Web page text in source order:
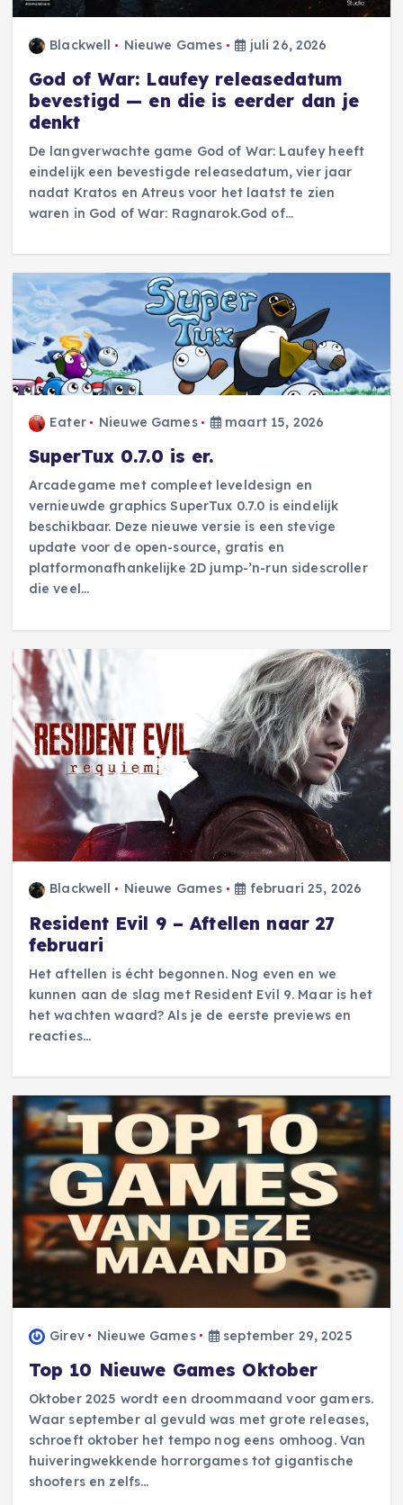
Blackwell Nieuwe Games juli 26, 2026
God of War: Laufey releasedatum
bevestigd — en die is eerder dan je
denkt
De langverwachte game God of War: Laufey heeft
eindelijk een bevestigde releasedatum, vier jaar
nadat Kratos en Atreus voor het laatst te zien
waren in God of War: Ragnarok.God of…
Eater Nieuwe Games maart 15, 2026
SuperTux 0.7.0 is er.
Arcadegame met compleet leveldesign en
vernieuwde graphics SuperTux 0.7.0 is eindelijk
beschikbaar. Deze nieuwe versie is een stevige
update voor de open-source, gratis en
platformonafhankelijke 2D jump-’n-run sidescroller
die veel…
Blackwell Nieuwe Games februari 25, 2026
Resident Evil 9 – Aftellen naar 27
februari
Het aftellen is écht begonnen. Nog even en we
kunnen aan de slag met Resident Evil 9. Maar is het
het wachten waard? Als je de eerste previews en
reacties…
Girev Nieuwe Games september 29, 2025
Top 10 Nieuwe Games Oktober
Oktober 2025 wordt een droommaand voor gamers.
Waar september al gevuld was met grote releases,
schroeft oktober het tempo nog eens omhoog. Van
huiveringwekkende horrorgames tot gigantische
shooters en zelfs…